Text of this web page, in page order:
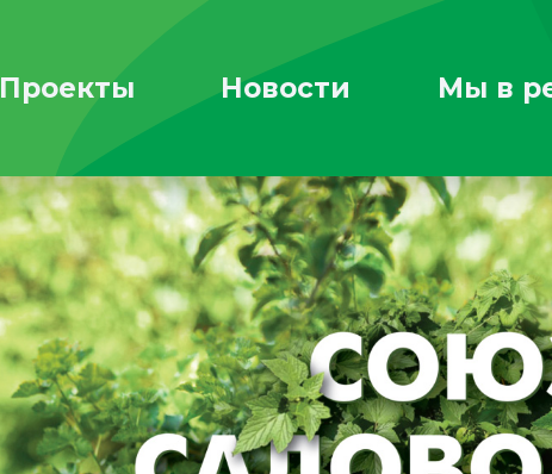
Проекты Новости Мы в